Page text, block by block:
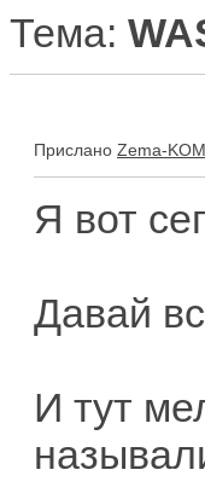
Тема:
Прислано Zema-
Я вот
Давай
И тут